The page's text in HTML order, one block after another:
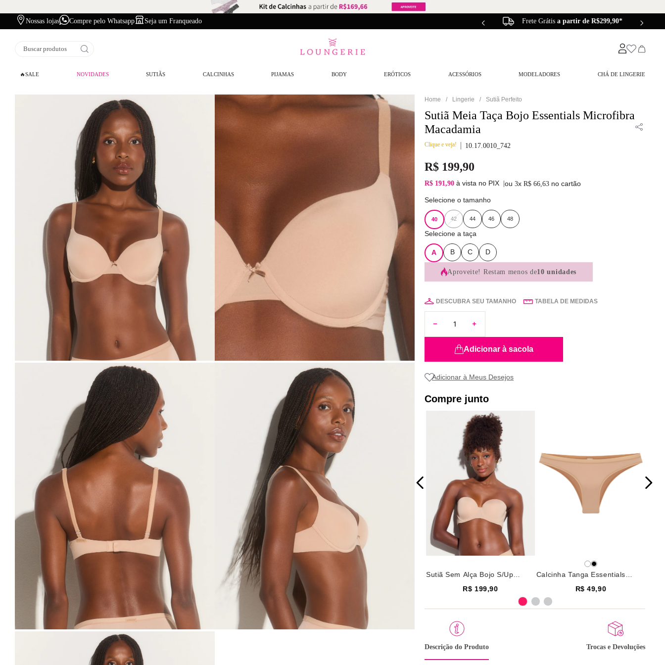
Nossas lojas Compre pelo Whatsapp Seja um Franqueado Frete Grátis a partir de R$299,90*
Buscar produtos
🔥SALE NOVIDADES SUTIÃS CALCINHAS PIJAMAS BODY ERÓTICOS ACESSÓRIOS MODELADORES CHÁ DE LINGERIE
Lingerie Sutiã Perfeito
Sutiã Meia Taça Bojo Essentials Microfibra
Macadamia
Clique e veja! 10.17.0010_742
R$ 199,90
R$ 191,90 à vista no PIX |ou3xR$ 66 ,63 no cartão
Selecione o tamanho
40 42 44 46 48
Selecione a taça
A B C D
Aproveite! Restam menos de10 unidades
DESCUBRA SEU TAMANHO TABELA DE MEDIDAS
Adicionar à sacola
Compre junto
Sutiã Sem Alça Bojo S/Up
Macadamia
R$ 199,90
Selecione o tamanho
Calcinha Tanga Essentials
R$ 49,90
Descrição do Produto Trocas e Devoluções